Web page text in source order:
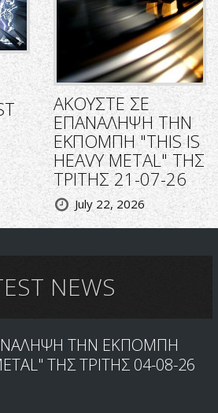
ΑΚΟΥΣΤΕ ΣΕ
ΕΠΑΝΑΛΗΨΗ ΤΗΝ
ΕΚΠΟΜΠΗ "THIS IS
HEAVY METAL" ΤΗΣ
ΤΡΙΤΗΣ 21-07-26
July 22, 2026
NEWS
ΤΗΝ ΕΚΠΟΜΠΗ
ΤΗΣ ΤΡΙΤΗΣ 04-08-26